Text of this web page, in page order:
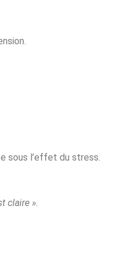
sous l’effet du stress.
claire ».